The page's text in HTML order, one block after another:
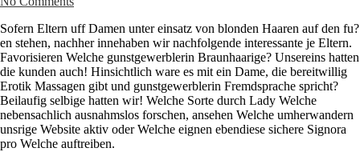
Sofern Eltern uff Damen unter einsatz von blonden Haaren auf den fu?
en stehen, nachher innehaben wir nachfolgende interessante je Eltern.
Favorisieren Welche gunstgewerblerin Braunhaarige? Unsereins hatten
die kunden auch! Hinsichtlich ware es mit ein Dame, die bereitwillig
Erotik Massagen gibt und gunstgewerblerin Fremdsprache spricht?
Beilaufig selbige hatten wir! Welche Sorte durch Lady Welche
nebensachlich ausnahmslos forschen, ansehen Welche umherwandern
unsrige Website aktiv oder Welche eignen ebendiese sichere Signora
pro Welche auftreiben.